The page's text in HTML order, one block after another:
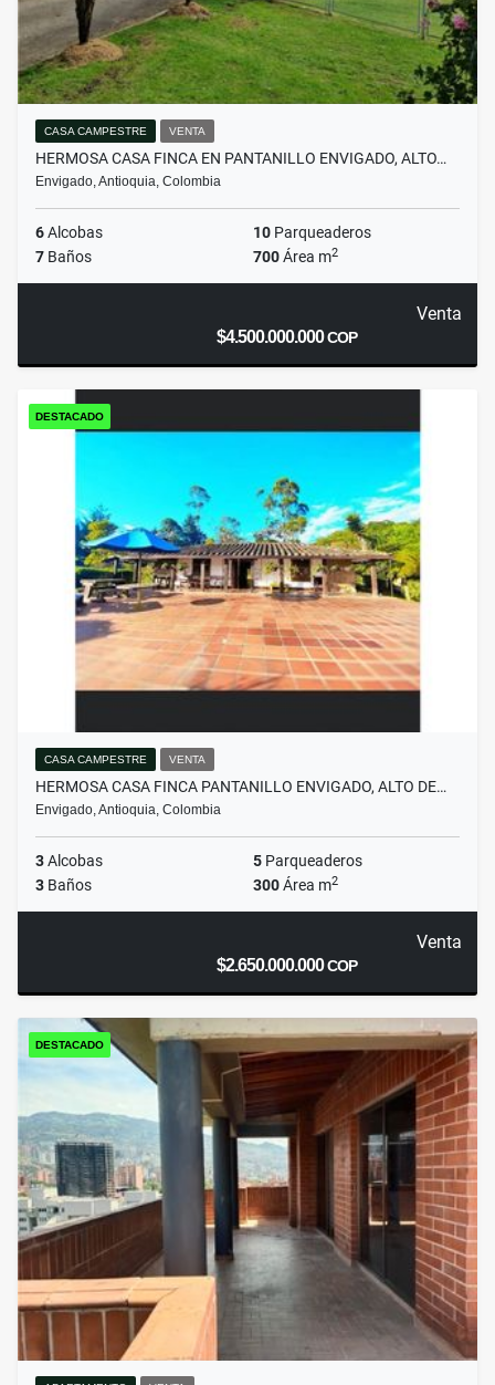
CASA CAMPESTRE VENTA
HERMOSA CASA FINCA EN PANTANILLO ENVIGADO, ALTO…
Envigado, Antioquia, Colombia
6Alcobas 10 Parqueaderos
7 Baños 700Área m2
Venta
$4.500.000.000COP
DESTACADO
CASA CAMPESTRE VENTA
HERMOSA CASA FINCA PANTANILLO ENVIGADO, ALTO DE…
Envigado, Antioquia, Colombia
3Alcobas 5 Parqueaderos
3 Baños 300Área m2
Venta
$2.650.000.000COP
DESTACADO